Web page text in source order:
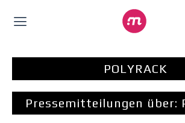
POLYRACK
Pressemitteilungen über: